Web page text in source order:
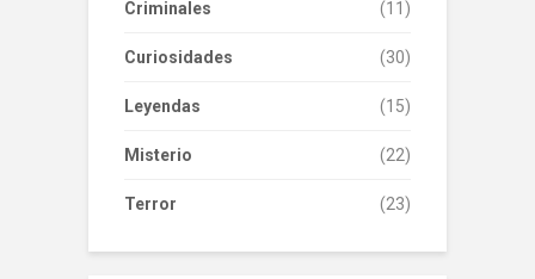
Criminales (11)
Curiosidades (30)
Leyendas (15)
Misterio (22)
Terror (23)